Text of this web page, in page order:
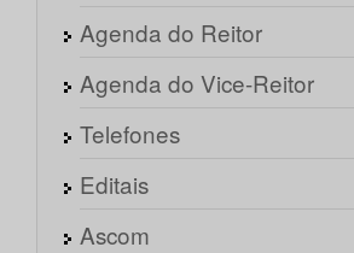
Agenda do Reitor
Agenda do Vice-Reitor
Telefones
Editais
Ascom